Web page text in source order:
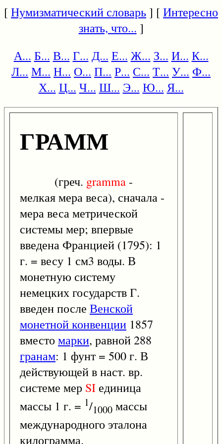
[Нумизматический словарь] [Интересно
знать, что... ]
А... Б... В... Г... Д... Е... Ж... З... И... К...
Л... М... Н... О... П... Р... С... Т... У... Ф...
Х... Ц... Ч... Ш... Э... Ю... Я...
ГРАММ
(греч. gramma -
мелкая мера веса), сначала -
мера веса метрической
системы мер; впервые
введена Францией (1795): 1
г. = весу 1 см3 воды. В
монетную систему
немецких государств Г.
введен после Венской
монетной конвенции 1857
вместо марки, равной 288
гранам: 1 фунт = 500 г. В
действующей в наст. вр.
системе мер SI единица
массы 1 г. = 1/1000 массы
международного эталона
килограмма.